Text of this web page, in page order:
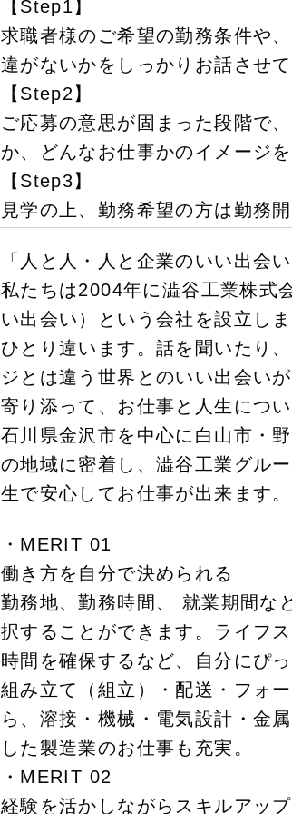
【Step1】
求職者様のご希望の勤務条件や
違がないかをしっかりお話させて
【Step2】
ご応募の意思が固まった段階で
か、どんなお仕事かのイメージ
【Step3】
見学の上、勤務希望の方は勤務
「人と人・人と企業のいい出会
私たちは2004年に澁谷工業株式
い出会い）という会社を設立し
ひとり違います。話を聞いたり
ジとは違う世界とのいい出会い
寄り添って、お仕事と人生につ
石川県金沢市を中心に白山市・
の地域に密着し、澁谷工業グル
生で安心してお仕事が出来ます。
・MERIT 01
働き方を自分で決められる
勤務地、勤務時間、 就業期間な
択することができます。ライフ
時間を確保するなど、自分にぴ
組み立て（組立）・配送・フォ
ら、溶接・機械・電気設計・金
した製造業のお仕事も充実。
・MERIT 02
経験を活かしながらスキルアップ